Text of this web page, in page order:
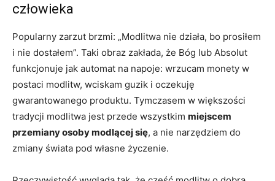
człowieka
Popularny zarzut brzmi: „Modlitwa nie działa, bo prosiłem
i nie dostałem”. Taki obraz zakłada, że Bóg lub Absolut
funkcjonuje jak automat na napoje: wrzucam monety w
postaci modlitw, wciskam guzik i oczekuję
gwarantowanego produktu. Tymczasem w większości
tradycji modlitwa jest przede wszystkim miejscem
przemiany osoby modlącej się, a nie narzędziem do
zmiany świata pod własne życzenie.